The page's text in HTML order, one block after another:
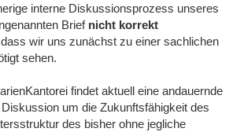
interne Diskussionsprozess unseres
Brief nicht korrekt
wir uns zunächst zu einer sachlichen
sehen.
findet aktuell eine andauernde
um die Zukunftsfähigkeit des
des bisher ohne jegliche